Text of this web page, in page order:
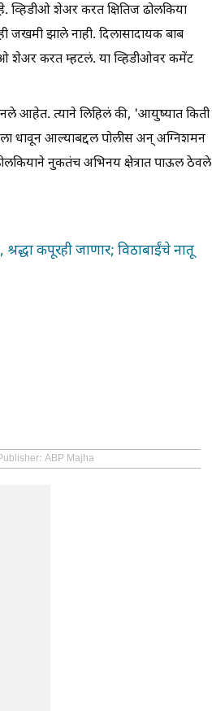
शेअर करत क्षितिज ढोलकिया
जखमी झाले नाही. दिलासादायक बाब
शेअर करत म्हटलं. या व्हिडीओवर कमेंट
आहेत. त्याने लिहिलं की, 'आयुष्यात किती
धावून आल्याबद्दल पोलीस अन् अग्निशमन
नुकतंच अभिनय क्षेत्रात पाऊल ठेवले
श्रद्धा कपूरही जाणार; विठाबाईंचे नातू
ABP Majha